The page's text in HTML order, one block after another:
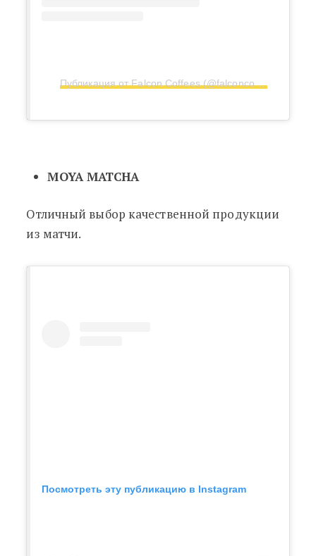
Публикация от Falcon Coffees (@falconcoffees)
MOYA MATCHA
Отличный выбор качественной продукции
из матчи.
Посмотреть эту публикацию в Instagram